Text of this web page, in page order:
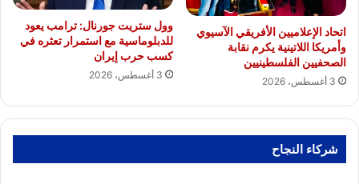
اتحاد الإعلاميين الأفريقي الآسيوي
وأمريكا اللاتينية يكرم نقابة
الصحفيين الفلسطينيين
3 أغسطس، 2026
وول ستريت جورنال: ترامب يعود
للدبلوماسية مع استمرار تعثره في
كسب حرب إيران
3 أغسطس، 2026
شركاء النجاح